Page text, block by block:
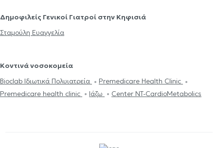
Δημοφιλείς Γενικοί Γιατροί στην Κηφισιά
Σταμούλη Ευαγγελία
Κοντινά νοσοκομεία
Bioclab Ιδιωτικά Πολυιατρεία
Premedicare Health Clinic
Premedicare health clinic
Ιάζω Center NT-CardioMetabolics